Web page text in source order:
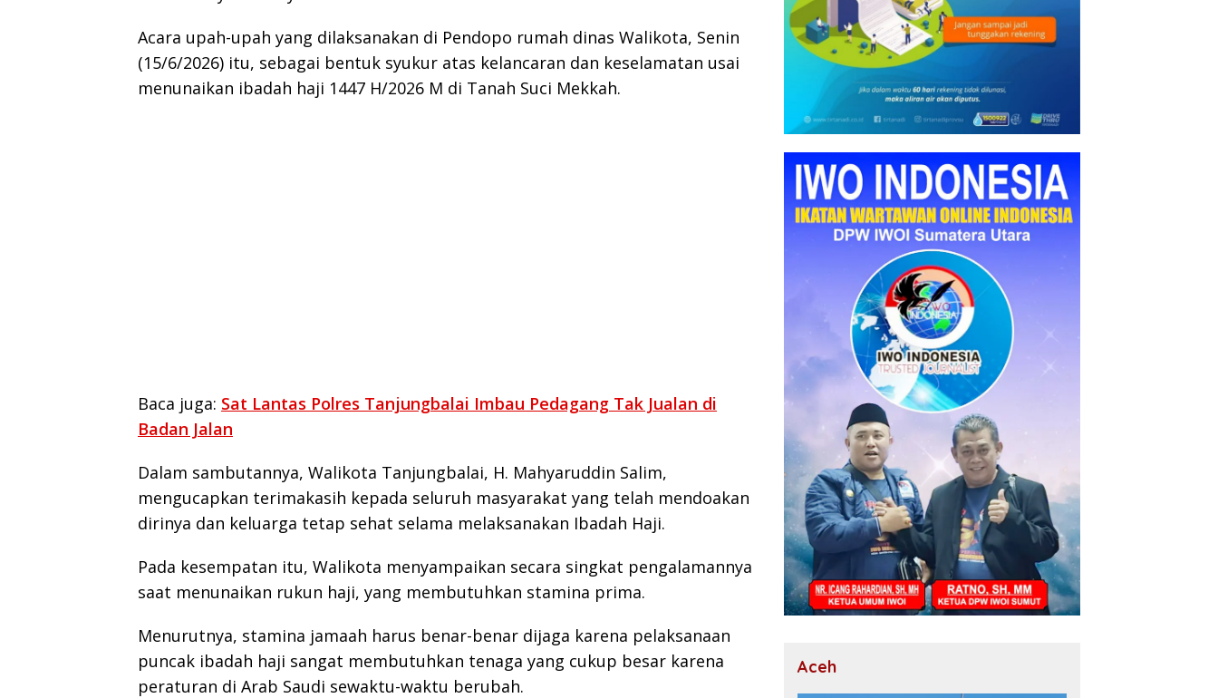
Acara upah-upah yang dilaksanakan di Pendopo rumah dinas Walikota, Senin
(15/6/2026) itu, sebagai bentuk syukur atas kelancaran dan keselamatan usai
menunaikan ibadah haji 1447 H/2026 M di Tanah Suci Mekkah.
Baca juga: Sat Lantas Polres Tanjungbalai Imbau Pedagang Tak Jualan di
Badan Jalan
Dalam sambutannya, Walikota Tanjungbalai, H. Mahyaruddin Salim,
mengucapkan terimakasih kepada seluruh masyarakat yang telah mendoakan
dirinya dan keluarga tetap sehat selama melaksanakan Ibadah Haji.
Pada kesempatan itu, Walikota menyampaikan secara singkat pengalamannya
saat menunaikan rukun haji, yang membutuhkan stamina prima.
Menurutnya, stamina jamaah harus benar-benar dijaga karena pelaksanaan
puncak ibadah haji sangat membutuhkan tenaga yang cukup besar karena
peraturan di Arab Saudi sewaktu-waktu berubah.
Aceh